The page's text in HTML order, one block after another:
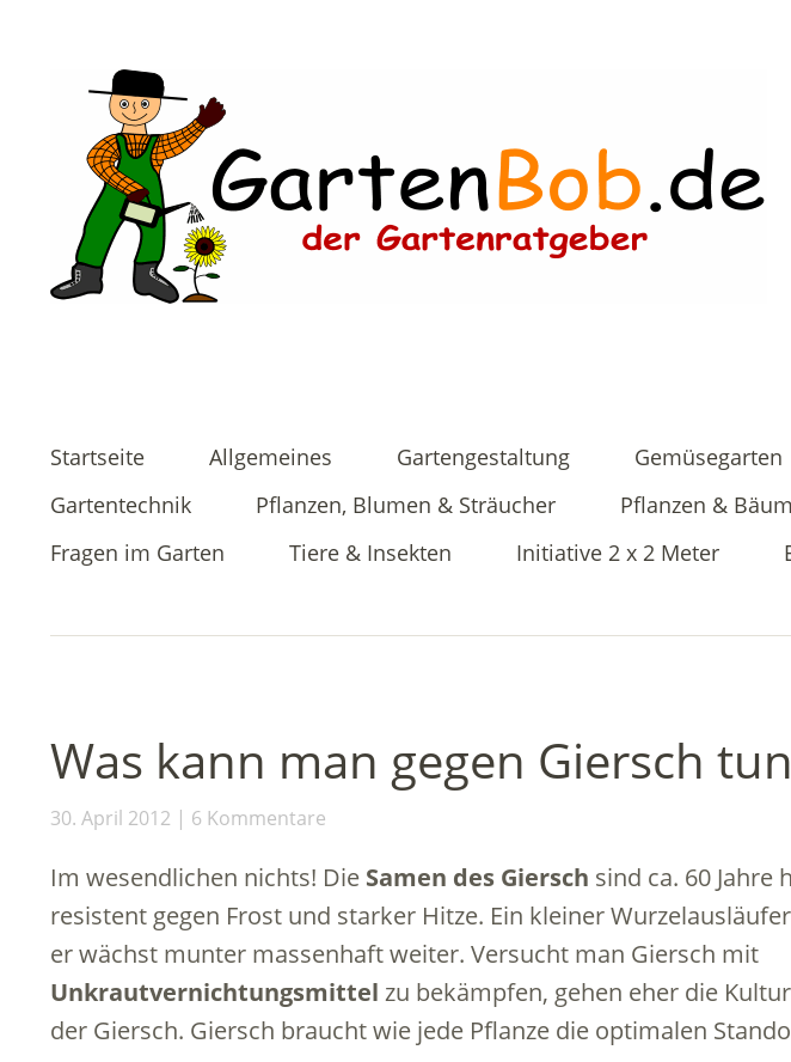
Startseite Allgemeines Gartengestaltung Gemüsegarten
Gartentechnik
Pflanzen, Blumen & Sträucher Pflanzen &
Fragen im Garten
Tiere & Insekten Initiative 2 x 2 Meter
Was kann man gegen Giersch
30. April 2012 6 Kommentare
Im wesendlichen nichts! Die Samen des Giersch sind ca. 60 Jahre
resistent gegen Frost und starker Hitze. Ein kleiner
er wächst munter massenhaft weiter. Versucht man Giersch mit
Unkrautvernichtungsmittel zu bekämpfen, gehen eher die
der Giersch. Giersch braucht wie jede Pflanze die optimalen